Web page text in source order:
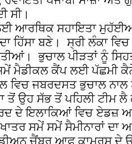
ਸੀ।
ਆਰਥਿਕ ਸਹਾਇਤਾ
ਹਿੱਸਾ ਬਣੇ। ਸ੍ਰੀ ਲੰਕਾ
ਭੁਚਾਲ ਪੀੜਤਾਂ ਨੂੰ
ਮੈਡੀਕਲ ਕੈਂਪ ਲਈ ਪੱਛਮੀ
ਵਿਚ ਜਬਰਦਸਤ ਭੁਚਾਲ ਨਾਲ
ਤੋਂ ਉਹ ਸੱਭ ਤੋਂ ਪਹਿਲੀ ਟੀਮ
ਦੇ ਇਲਾਕਿਆਂ ਵਿਚ ਏਡਜ਼
ਸਮੇਂ ਸਮੇਂ ਸੈਮੀਨਾਰਾਂ
ਚੈਂਬਰ ਆਫ਼ ਕਾਮਰਸ ਦੇ